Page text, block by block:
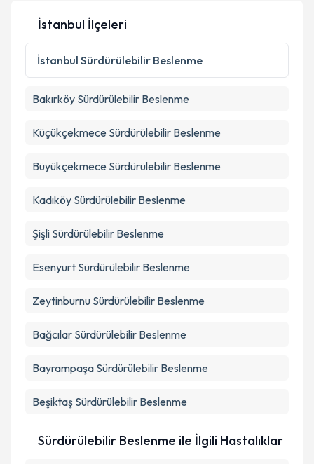
İstanbul İlçeleri
İstanbul Sürdürülebilir Beslenme
Bakırköy Sürdürülebilir Beslenme
Küçükçekmece Sürdürülebilir Beslenme
Büyükçekmece Sürdürülebilir Beslenme
Kadıköy Sürdürülebilir Beslenme
Şişli Sürdürülebilir Beslenme
Esenyurt Sürdürülebilir Beslenme
Zeytinburnu Sürdürülebilir Beslenme
Bağcılar Sürdürülebilir Beslenme
Bayrampaşa Sürdürülebilir Beslenme
Beşiktaş Sürdürülebilir Beslenme
Sürdürülebilir Beslenme ile İlgili Hastalıklar